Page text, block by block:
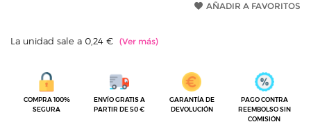
AÑADIR A FAVORITOS
La unidad sale a 0,24 €
COMPRA 100%
SEGURA
ENVÍO GRATIS A
PARTIR DE 50 €
GARANTÍA DE
DEVOLUCIÓN
PAGO CONTRA
REEMBOLSO SIN
COMISIÓN